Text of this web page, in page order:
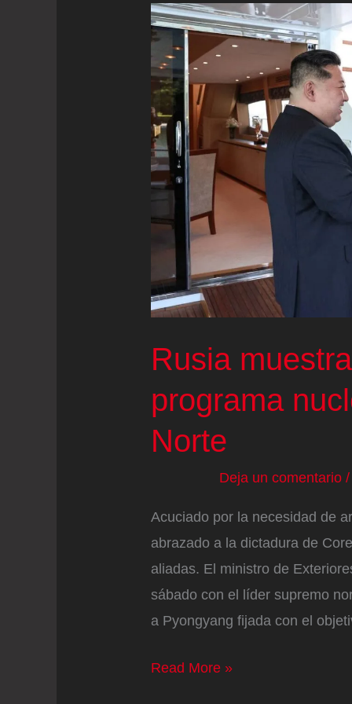
Rusia
programa
Norte
Deja un comentario /
Acuciado por la necesidad de
abrazado a la dictadura de
aliadas. El ministro de
sábado con el líder supremo
a Pyongyang fijada con el
Rusia
Read More »